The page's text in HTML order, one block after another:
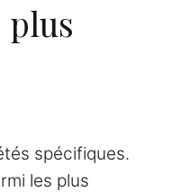
plus
spécifiques.
les plus